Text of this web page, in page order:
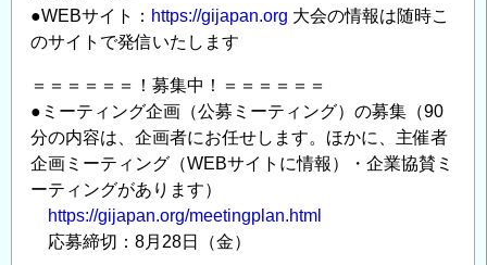
ノ
ト
と
ト
キ
が
舞
う！
～
●WEBサイト： https://gijapan.org 大会の情報は随時こ
のサイトで発信いたします
＝＝＝＝＝＝！募集中！＝＝＝＝＝＝
●ミーティング企画（公募ミーティング）の募集（90
分の内容は、企画者にお任せします。ほかに、主催者
企画ミーティング（WEBサイトに情報）・企業協賛ミ
ーティングがあります）
https://gijapan.org/meetingplan.html
応募締切：8月28日（金）